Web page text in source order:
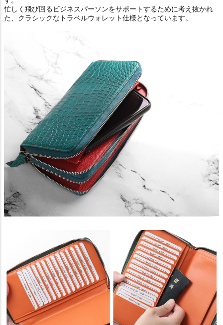
忙しく飛び回るビジネスパーソンをサポートするために考え抜かれ
た、クラシックなトラベルウォレット仕様となっています。